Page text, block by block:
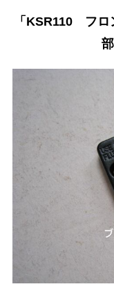
「KSR110 フ